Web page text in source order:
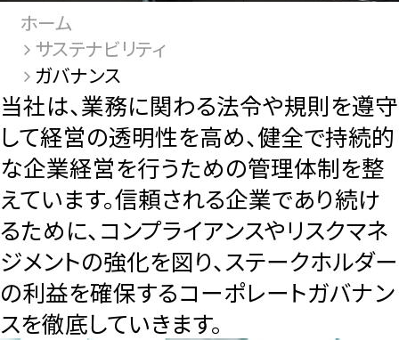
［道路交通部､国土･海洋部､企画部］
ホーム
サステナビリティ
ガバナンス
当社は、業務に関わる法令や規則を遵守
して経営の透明性を高め、健全で持続的
な企業経営を行うための管理体制を整
えています。信頼される企業であり続け
るために、コンプライアンスやリスクマネ
ジメントの強化を図り、ステークホルダー
の利益を確保するコーポレートガバナン
スを徹底していきます。